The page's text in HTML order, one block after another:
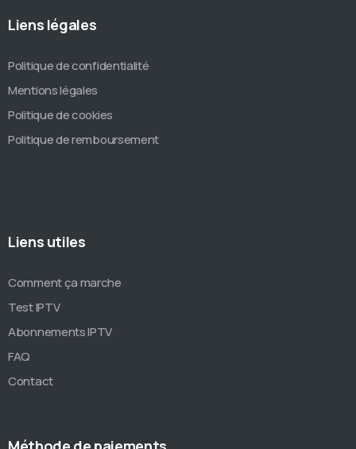
Liens légales
Politique de confidentialité
Mentions légales
Politique de cookies
Politique de remboursement
Liens utiles
Comment ça marche
Test IPTV
Abonnements IPTV
FAQ
Contact